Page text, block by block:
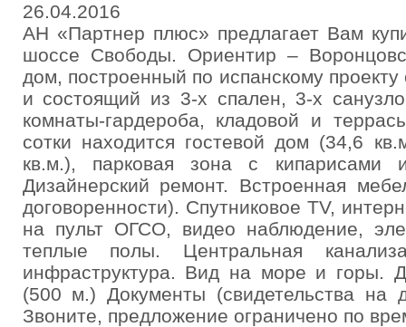
26.04.2016
АН «Партнер плюс» предлагает Вам
шоссе Свободы. Ориентир –
дом, построенный по испанскому
и состоящий из 3-х спален, 3-х
комнаты-гардероба, кладовой и
сотки находится гостевой дом (34,6
кв.м.), парковая зона с кипарисами
Дизайнерский ремонт. Встроенная
договоренности). Спутниковое TV,
на пульт ОГСО, видео наблюдение,
теплые полы. Центральная
инфраструктура. Вид на море и горы.
(500 м.) Документы (свидетельства на
Звоните, предложение ограничено по